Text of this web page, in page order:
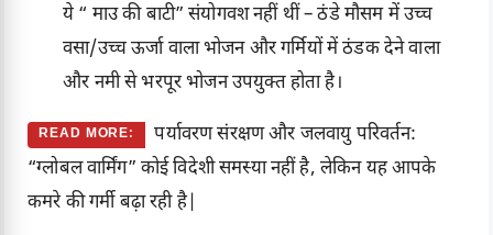
ये “ माउ की बाटी” संयोगवश नहीं थीं – ठंडे मौसम में उच्च
वसा/उच्च ऊर्जा वाला भोजन और गर्मियों में ठंडक देने वाला
और नमी से भरपूर भोजन उपयुक्त होता है।
READ MORE:
पर्यावरण संरक्षण और जलवायु परिवर्तन:
“ग्लोबल वार्मिंग” कोई विदेशी समस्या नहीं है, लेकिन यह आपके
कमरे की गर्मी बढ़ा रही है|